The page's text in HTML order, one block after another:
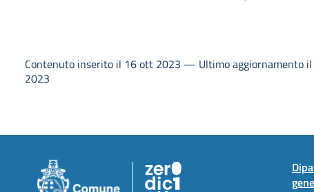
Contenuto inserito il 16 ott 2023 — Ultimo aggiornamento
2023